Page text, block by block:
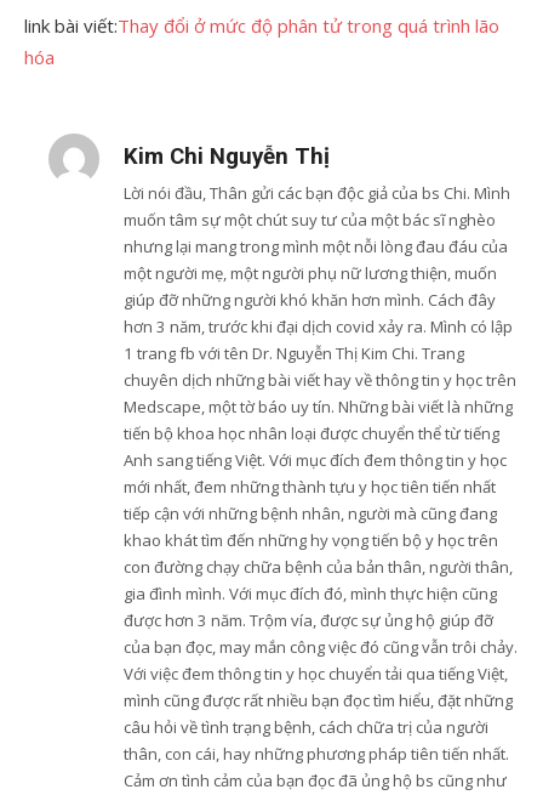
link bài viết:Thay đổi ở mức độ phân tử trong quá trình lão
hóa
Kim Chi Nguyễn Thị
Lời nói đầu, Thân gửi các bạn độc giả của bs Chi. Mình
muốn tâm sự một chút suy tư của một bác sĩ nghèo
nhưng lại mang trong mình một nỗi lòng đau đáu của
một người mẹ, một người phụ nữ lương thiện, muốn
giúp đỡ những người khó khăn hơn mình. Cách đây
hơn 3 năm, trước khi đại dịch covid xảy ra. Mình có lập
1 trang fb với tên Dr. Nguyễn Thị Kim Chi. Trang
chuyên dịch những bài viết hay về thông tin y học trên
Medscape, một tờ báo uy tín. Những bài viết là những
tiến bộ khoa học nhân loại được chuyển thể từ tiếng
Anh sang tiếng Việt. Với mục đích đem thông tin y học
mới nhất, đem những thành tựu y học tiên tiến nhất
tiếp cận với những bệnh nhân, người mà cũng đang
khao khát tìm đến những hy vọng tiến bộ y học trên
con đường chạy chữa bệnh của bản thân, người thân,
gia đình mình. Với mục đích đó, mình thực hiện cũng
được hơn 3 năm. Trộm vía, được sự ủng hộ giúp đỡ
của bạn đọc, may mắn công việc đó cũng vẫn trôi chảy.
Với việc đem thông tin y học chuyển tải qua tiếng Việt,
mình cũng được rất nhiều bạn đọc tìm hiểu, đặt những
câu hỏi về tình trạng bệnh, cách chữa trị của người
thân, con cái, hay những phương pháp tiên tiến nhất.
Cảm ơn tình cảm của bạn đọc đã ủng hộ bs cũng như